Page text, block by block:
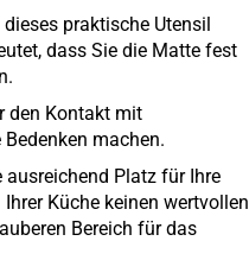
praktische Utensil
dass Sie die Matte fest
den Kontakt mit
machen.
Platz für Ihre
Küche keinen wertvollen
Bereich für das